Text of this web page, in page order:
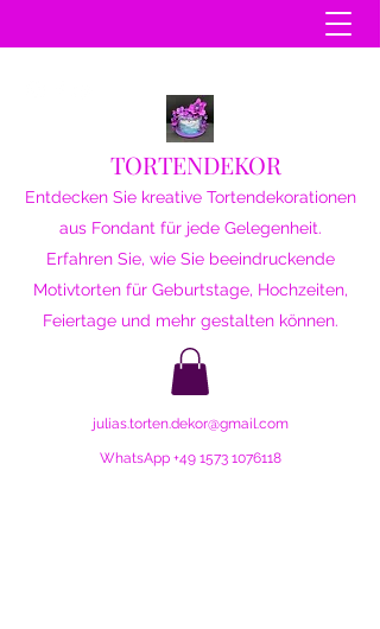
TORTENDEKOR
Entdecken Sie kreative Tortendekorationen
aus Fondant für jede Gelegenheit.
Erfahren Sie, wie Sie beeindruckende
Motivtorten für Geburtstage, Hochzeiten,
Feiertage und mehr gestalten können.
julias.torten.dekor@gmail.com
WhatsApp +49 1573 1076118